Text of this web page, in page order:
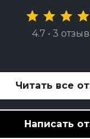
4.7 • 3
Читать все
Написать